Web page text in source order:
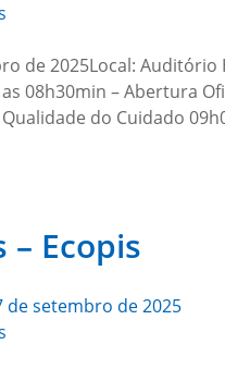
de 2025Local:
08h30min – Abertura
do Cuidado
Ecopis
de setembro de 2025